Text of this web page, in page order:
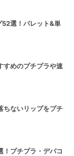
52選！パレット&単
すめのプチプラや速
ちないリップをプチ
！プチプラ・デパコ